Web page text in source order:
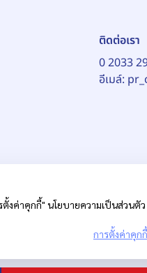
ติดต่อเรา
0 2033
อีเมล์:
ตั้งค่าคุกกี้" นโยบายความเป็นส่วนตัว
การตั้งค่าคุกกี้